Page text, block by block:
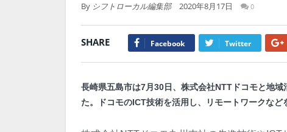
By シフトローカル編集部 2020年8月17日 0
SHARE Facebook Twitter
長崎県五島市は7月30日、株式会社NTTドコモと地
た。ドコモのICT技術を活用し、リモートワークなど